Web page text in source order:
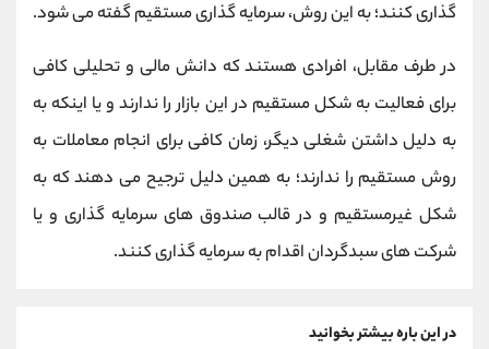
گذاری کنند؛ به این روش، سرمایه گذاری مستقیم گفته می شود.
در طرف مقابل، افرادی هستند که دانش مالی و تحلیلی کافی
برای فعالیت به شکل مستقیم در این بازار را ندارند و یا اینکه به
به دلیل داشتن شغلی دیگر، زمان کافی برای انجام معاملات به
روش مستقیم را ندارند؛ به همین دلیل ترجیح می دهند که به
شکل غیرمستقیم و در قالب صندوق های سرمایه گذاری و یا
شرکت های سبدگردان اقدام به سرمایه گذاری کنند.
در این باره بیشتر بخوانید